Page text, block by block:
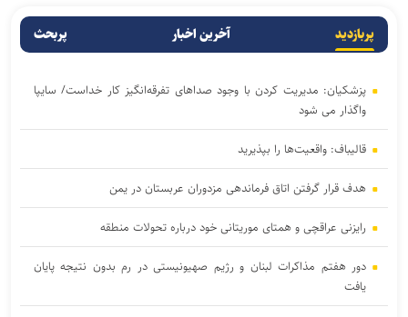
پربازدید آخرین اخبار پربحث
پزشکیان: مدیریت کردن با وجود صداهای تفرقه‌انگیز کار خداست/ سایپا
واگذار می شود
قالیباف: واقعیت‌ها را بپذیرید
هدف قرار گرفتن اتاق‌ فرماندهی مزدوران عربستان در یمن
رایزنی عراقچی و همتای موریتانی خود درباره تحولات منطقه
دور هفتم مذاکرات لبنان و رژیم صهیونیستی در رم بدون نتیجه پایان
یافت